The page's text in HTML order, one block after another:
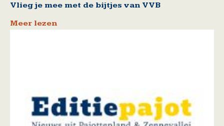
Vlieg je mee met de bijtjes van VVB
Meer lezen